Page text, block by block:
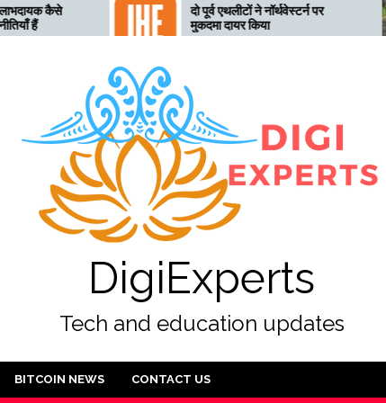
दो पूर्व एथलीटों ने नॉर्थवेस्टर्न पर
मुकदमा दायर किया
DigiExperts
Tech and education updates
BITCOIN NEWS CONTACT US